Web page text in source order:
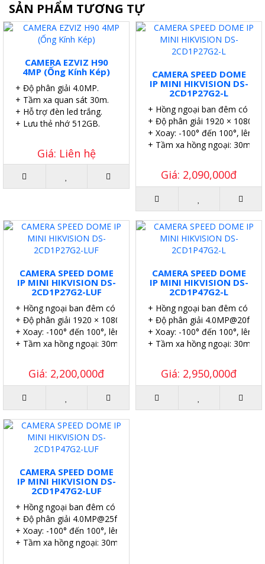
SẢN PHẨM TƯƠNG TỰ
CAMERA EZVIZ H90
4MP (Ống Kính Kép)
+ Độ phân giải 4.0MP.
+ Tầm xa quan sát 30m.
+ Hỗ trợ đèn led trắng.
+ Lưu thẻ nhớ 512GB.
Giá: Liên hệ
CAMERA SPEED DOME
IP MINI HIKVISION DS-
2CD1P27G2-L
+ Hồng ngoại ban đêm có
+ Độ phân giải 1920 ×
+ Xoay: -100° đến 100°, lên
+ Tầm xa hồng ngoại: 30m.
Giá: 2,090,000đ
CAMERA SPEED DOME
IP MINI HIKVISION DS-
2CD1P27G2-LUF
+ Hồng ngoại ban đêm có màu.
+ Độ phân giải 1920 × 1080@25fps.
+ Xoay: -100° đến 100°, lên xuống: -20° đến 45°.
+ Tầm xa hồng ngoại: 30m.
Giá: 2,200,000đ
CAMERA SPEED DOME
IP MINI HIKVISION DS-
2CD1P47G2-L
+ Hồng ngoại ban đêm có
+ Độ phân giải 4.0MP@20fps.
+ Xoay: -100° đến 100°, lên
+ Tầm xa hồng ngoại: 30m.
Giá: 2,950,000đ
CAMERA SPEED DOME
IP MINI HIKVISION DS-
2CD1P47G2-LUF
+ Hồng ngoại ban đêm có màu.
+ Độ phân giải 4.0MP@25fps.
+ Xoay: -100° đến 100°, lên xuống: -20° đến 45°.
+ Tầm xa hồng ngoại: 30m.